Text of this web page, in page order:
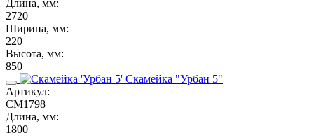
Длина, мм:
2720
Ширина, мм:
220
Высота, мм:
850
Скамейка "Урбан 5"
Артикул:
СМ1798
Длина, мм:
1800